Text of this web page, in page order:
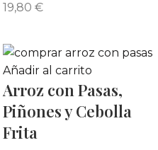
19,80 €
Añadir al carrito
Arroz con Pasas,
Piñones y Cebolla
Frita